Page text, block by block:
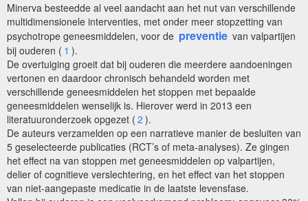
Minerva besteedde al veel aandacht aan het nut van verschillende
multidimensionele interventies, met onder meer stopzetting van
psychotrope geneesmiddelen, voor de preventie van valpartijen
bij ouderen ( 1 ).
De overtuiging groeit dat bij ouderen die meerdere aandoeningen
vertonen en daardoor chronisch behandeld worden met
verschillende geneesmiddelen het stoppen met bepaalde
geneesmiddelen wenselijk is. Hierover werd in 2013 een
literatuuronderzoek opgezet ( 2 ).
De auteurs verzamelden op een narratieve manier de besluiten van
5 geselecteerde publicaties (RCT’s of meta-analyses). Ze gingen
het effect na van stoppen met geneesmiddelen op valpartijen,
delier of cognitieve verslechtering, en het effect van het stoppen
van niet-aangepaste medicatie in de laatste levensfase.